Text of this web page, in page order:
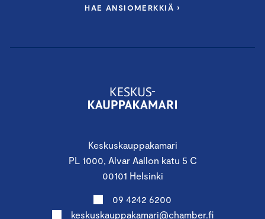
Keskuskauppakamari
PL 1000, Alvar Aallon katu 5 C
00101 Helsinki
09 4242 6200
keskuskauppakamari@chamber.fi
HAE ANSIOMERKKIÄ ›